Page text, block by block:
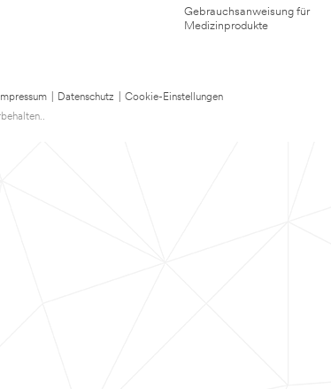
Gebrauchsanweisung für
Medizinprodukte
Datenschutz
Cookie-Einstellungen